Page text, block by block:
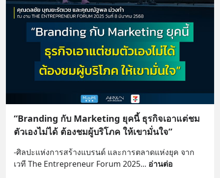
“Branding กับ Marketing ยุคนี้ ธุรกิจเอาแต่ชม
ตัวเองไม่ได้ ต้องชมผู้บริโภค ให้เขามั่นใจ”
-ศิลปะแห่งการสร้างแบรนด์ และการตลาดแห่งยุค จาก
เวที The Entrepreneur Forum 2025... อ่านต่อ